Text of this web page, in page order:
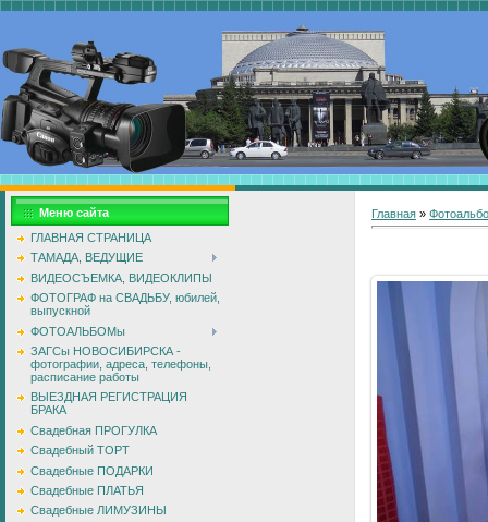
Меню сайта
ГЛАВНАЯ СТРАНИЦА
ТАМАДА, ВЕДУЩИЕ
ВИДЕОСЪЕМКА, ВИДЕОКЛИПЫ
ФОТОГРАФ на СВАДЬБУ, юбилей,
выпускной
ФОТОАЛЬБОМы
ЗАГСы НОВОСИБИРСКА -
фотографии, адреса, телефоны,
расписание работы
ВЫЕЗДНАЯ РЕГИСТРАЦИЯ
БРАКА
Свадебная ПРОГУЛКА
Свадебный ТОРТ
Свадебные ПОДАРКИ
Свадебные ПЛАТЬЯ
Свадебные ЛИМУЗИНЫ
Главная »